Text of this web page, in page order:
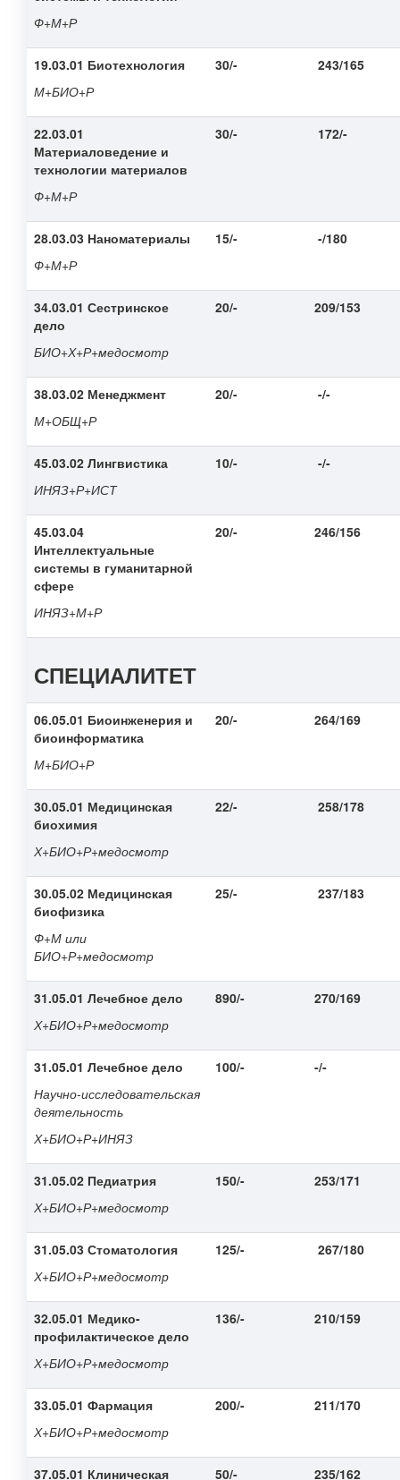
Ф+М+Р
19.03.01 Биотехнология
М+БИО+Р
30/- 243/165
22.03.01
Материаловедение и
технологии материалов
Ф+М+Р
30/- 172/-
28.03.03 Наноматериалы
Ф+М+Р
15/- -/180
34.03.01 Сестринское
дело
БИО+Х+Р+медосмотр
20/- 209/153
38.03.02 Менеджмент
М+ОБЩ+Р
20/- -/-
45.03.02 Лингвистика
ИНЯЗ+Р+ИСТ
10/- -/-
45.03.04
Интеллектуальные
системы в гуманитарной
сфере
ИНЯЗ+М+Р
20/- 246/156
СПЕЦИАЛИТЕТ
06.05.01 Биоинженерия и
биоинформатика
М+БИО+Р
20/- 264/169
30.05.01 Медицинская
биохимия
Х+БИО+Р+медосмотр
22/- 258/178
30.05.02 Медицинская
биофизика
Ф+М или
БИО+Р+медосмотр
25/- 237/183
31.05.01 Лечебное дело
Х+БИО+Р+медосмотр
890/- 270/169
31.05.01 Лечебное дело
Научно-исследовательская
деятельность
Х+БИО+Р+ИНЯЗ
100/- -/-
31.05.02 Педиатрия
Х+БИО+Р+медосмотр
150/- 253/171
31.05.03 Стоматология
Х+БИО+Р+медосмотр
125/- 267/180
32.05.01 Медико-
профилактическое дело
Х+БИО+Р+медосмотр
136/- 210/159
33.05.01 Фармация
Х+БИО+Р+медосмотр
200/- 211/170
37.05.01 Клиническая 50/- 235/162